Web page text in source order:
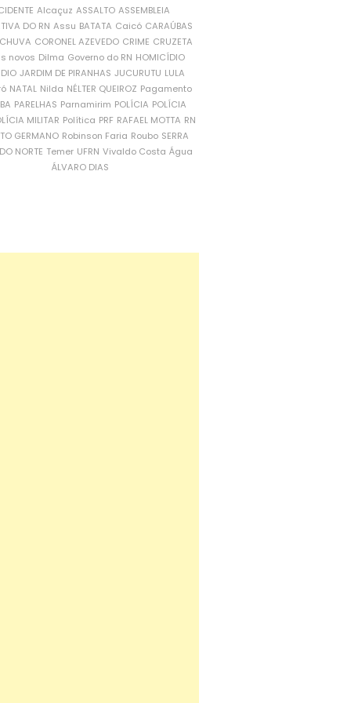
Alcaçuz ASSALTO ASSEMBLEIA
DO RN Assu BATATA Caicó CARAÚBAS
CORONEL AZEVEDO CRIME CRUZETA
novos Dilma Governo do RN HOMICÍDIO
JARDIM DE PIRANHAS JUCURUTU LULA
NATAL Nilda NÉLTER QUEIROZ Pagamento
PARELHAS Parnamirim POLÍCIA POLÍCIA
MILITAR Política PRF RAFAEL MOTTA RN
GERMANO Robinson Faria Roubo SERRA
NORTE Temer UFRN Vivaldo Costa Água
ÁLVARO DIAS